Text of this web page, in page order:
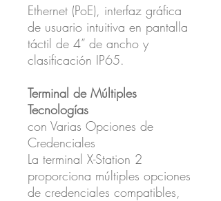
Ethernet (PoE), interfaz gráfica
de usuario intuitiva en pantalla
táctil de 4” de ancho y
clasificación IP65.
Terminal de Múltiples
Tecnologías
con Varias Opciones de
Credenciales
La terminal X-Station 2
proporciona múltiples opciones
de credenciales compatibles,